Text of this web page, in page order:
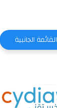
القائمة الجانبية